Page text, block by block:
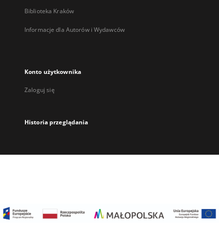
Biblioteka Kraków
Informacje dla Autorów i Wydawców
Konto użytkownika
Zaloguj się
Historia przeglądania